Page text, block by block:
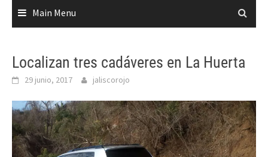
Main Menu
Localizan tres cadáveres en La Huerta
29 junio, 2017 jaliscorojo